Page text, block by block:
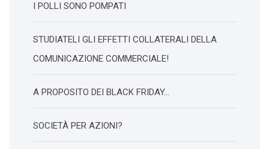
I POLLI SONO POMPATI
STUDIATELI GLI EFFETTI COLLATERALI DELLA
COMUNICAZIONE COMMERCIALE!
A PROPOSITO DEI BLACK FRIDAY…
SOCIETÀ PER AZIONI?